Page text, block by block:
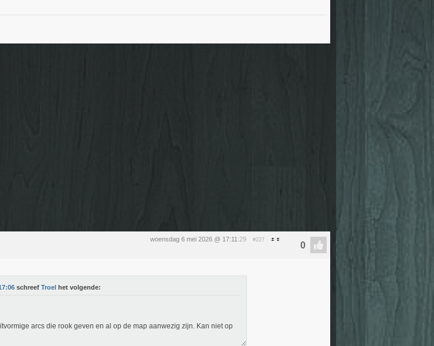
woensdag 6 mei 2026 @ 17:11 :29 #227
schreef Troel het volgende:
arcs die rook geven en al op de map aanwezig zijn. Kan niet op